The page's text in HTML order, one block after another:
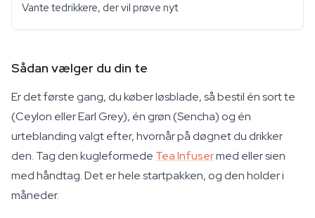
Vante tedrikkere, der vil prøve nyt
Sådan vælger du din te
Er det første gang, du køber løsblade, så bestil én sort te
(Ceylon eller Earl Grey), én grøn (Sencha) og én
urteblanding valgt efter, hvornår på døgnet du drikker
den. Tag den kugleformede Tea Infusermed eller sien
med håndtag. Det er hele startpakken, og den holder i
måneder.